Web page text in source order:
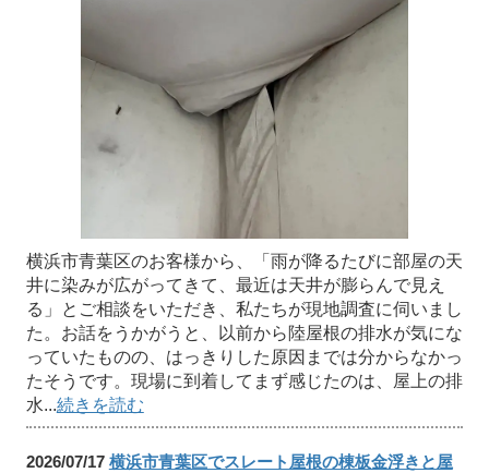
横浜市青葉区のお客様から、「雨が降るたびに部屋の天
井に染みが広がってきて、最近は天井が膨らんで見え
る」とご相談をいただき、私たちが現地調査に伺いまし
た。お話をうかがうと、以前から陸屋根の排水が気にな
っていたものの、はっきりした原因までは分からなかっ
たそうです。現場に到着してまず感じたのは、屋上の排
水...続きを読む
2026/07/17 横浜市青葉区でスレート屋根の棟板金浮きと屋